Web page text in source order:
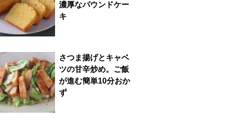
濃厚なパウンドケー
キ
さつま揚げとキャベ
ツの甘辛炒め。ご飯
が進む簡単10分おか
ず